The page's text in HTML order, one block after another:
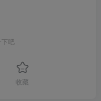
下吧
收藏